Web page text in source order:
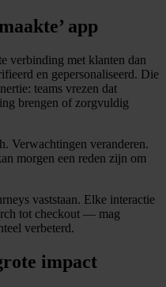
app
verbinding met klanten dan
en gepersonaliseerd. Die
teams vrezen dat
brengen of zorgvuldig
Verwachtingen veranderen.
morgen een reden zijn om
vaststaan. Elke interactie
tot checkout — mag
verbeterd.
impact